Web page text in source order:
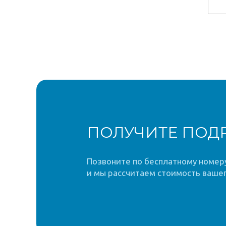
ПОЛУЧИТЕ
Позвоните по бесплатному
и мы рассчитаем стоимость